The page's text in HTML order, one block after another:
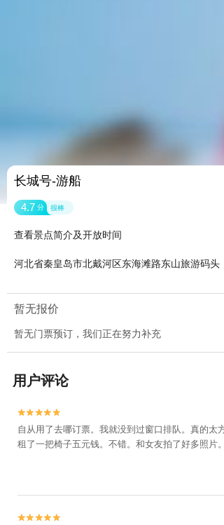
长城号-游船
4.7 分 很棒
查看景点简介及开放时间
河北省秦皇岛市北戴河区东海滩路东山旅游码头
暂无报价
暂无门票预订，我们正在努力补充
用户评论


自从用了去哪订票。我就没到过窗口排队。真的太
租了一把椅子五元钱。不错。和女友拍了好多照片

